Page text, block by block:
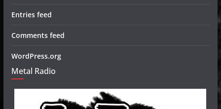
Entries feed
Comments feed
WordPress.org
Metal Radio